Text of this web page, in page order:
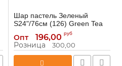
Шар пастель Зеленый
S24"/76см (126) Green Tea
Чай (Колумбия) 415475-1
Артикул: 415475-1
Опт 196,00 руб
Розница 300,00